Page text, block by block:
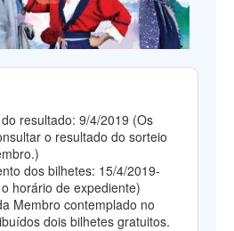
resultado: 9/4/2019 (Os
o resultado do sorteio
dos bilhetes: 15/4/2019-
horário de expediente)
Membro contemplado no
dois bilhetes gratuitos.